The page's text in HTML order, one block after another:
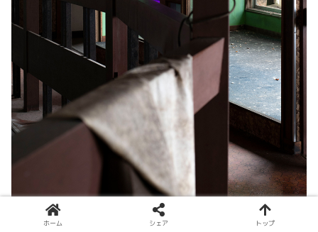
ホーム シェア トップ